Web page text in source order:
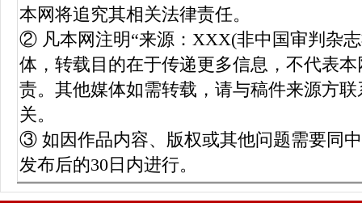
本网将追究其相关法律责任。
② 凡本网注明“来源：XXX(非中国审判杂
体，转载目的在于传递更多信息，不代表
责。其他媒体如需转载，请与稿件来源方
关。
③ 如因作品内容、版权或其他问题需要同
发布后的30日内进行。